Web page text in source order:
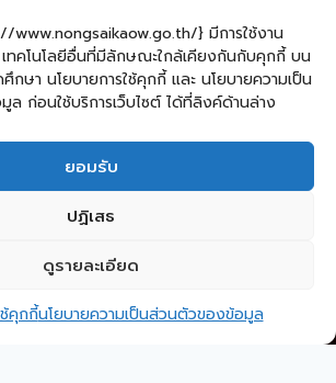
www.nongsaikaow.go.th/} มีการใช้งาน
เทคโนโลยีอื่นที่มีลักษณะใกล้เคียงกันกับคุกกี้ บน
ศึกษา นโยบายการใช้คุกกี้ และ นโยบายความเป็น
ก่อนใช้บริการเว็บไซต์ ได้ที่ลิงค์ด้านล่าง
ยอมรับ
ปฏิเสธ
ดูรายละเอียด
คุกกี้นโยบายความเป็นส่วนตัวของข้อมูล
การฐานข้อมูลเบี้ยยังชีพขององค์กร
ศีกษาท้องถิ่น(Lec)
งการศึกษาท้องถิ่น(SIS)
ทางการศึกษาท้องถิ่น ศูนย์พัฒนาเด็กเล็ก(CCIS)
คำร้องทั่วไปออนไลน์
ติดต่อ อบต.
องค์การบริหารส่วนตำบลหนองทรายขาว